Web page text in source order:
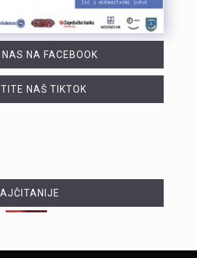
NA FACEBOOK
NAŠ TIKTOK